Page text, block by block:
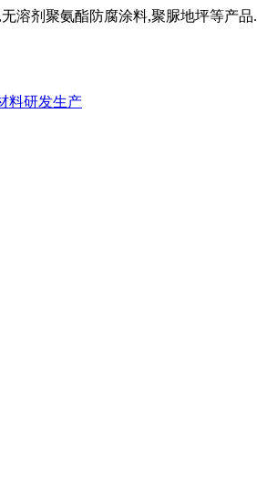
溶剂聚氨酯防腐涂料,聚脲地坪等产品.
料研发生产